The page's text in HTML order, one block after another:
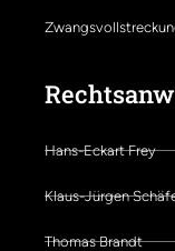
Hans-Eckart Frey
Klaus-Jürgen
Thomas Brandt